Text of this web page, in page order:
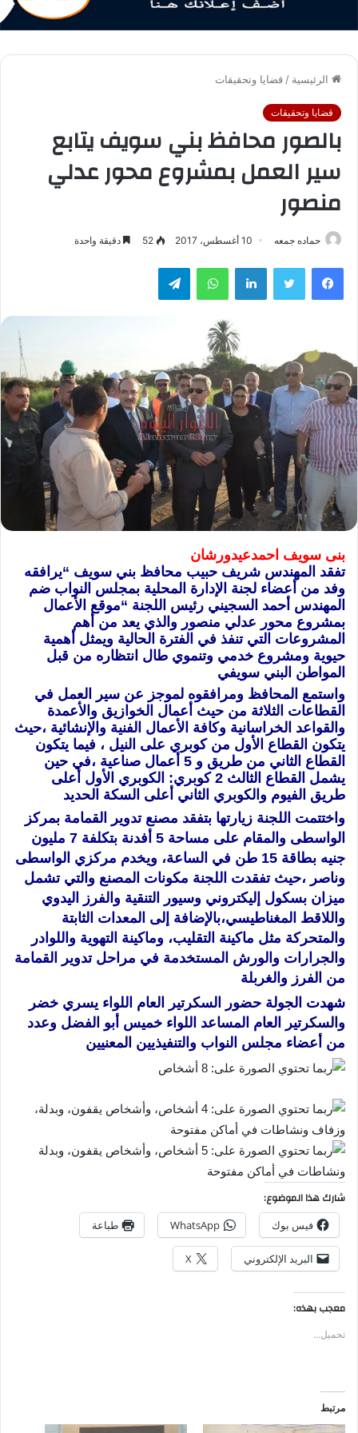
الرئيسية / قضايا وتحقيقات
قضايا وتحقيقات
بالصور محافظ بني سويف يتابع
سير العمل بمشروع محور عدلي
منصور
حماده جمعه 10 أغسطس، 2017 52 دقيقة واحدة
فيسبوك تويتر لينكدإن واتساب تيلقرام
بنى سويف احمدعيدورشان
تفقد المهندس شريف حبيب محافظ بني سويف “يرافقه
وفد من أعضاء لجنة الإدارة المحلية بمجلس النواب ضم
المهندس أحمد السجيني رئيس اللجنة “موقع الأعمال
بمشروع محور عدلي منصور والذي يعد من أهم
المشروعات التي تنفذ في الفترة الحالية ويمثل أهمية
حيوية ومشروع خدمي وتنموي طال انتظاره من قبل
المواطن البني سويفي
واستمع المحافظ ومرافقوه لموجز عن سير العمل في
القطاعات الثلاثة من حيث أعمال الخوازيق والأعمدة
والقواعد الخراسانية وكافة الأعمال الفنية والإنشائية ،حيث
يتكون القطاع الأول من كوبري على النيل ، فيما يتكون
القطاع الثاني من طريق و 5 أعمال صناعية ،في حين
يشمل القطاع الثالث 2 كوبري: الكوبري الأول أعلى
طريق الفيوم والكوبري الثاني أعلى السكة الحديد
واختتمت اللجنة زيارتها بتفقد مصنع تدوير القمامة بمركز
الواسطى والمقام على مساحة 5 أفدنة بتكلفة 7 مليون
جنيه بطاقة 15 طن في الساعة، ويخدم مركزي الواسطى
وناصر ،حيث تفقدت اللجنة مكونات المصنع والتي تشمل
ميزان بسكول إليكتروني وسيور التنقية والفرز اليدوي
واللاقط المغناطيسي،بالإضافة إلى المعدات الثابتة
والمتحركة مثل ماكينة التقليب، وماكينة التهوية واللوادر
والجرارات والورش المستخدمة في مراحل تدوير القمامة
من الفرز والغربلة
شهدت الجولة حضور السكرتير العام اللواء يسري خضر
والسكرتير العام المساعد اللواء خميس أبو الفضل وعدد
من أعضاء مجلس النواب والتنفيذيين المعنيين
شارك هذا الموضوع:
فيس بوك WhatsApp طباعة
البريد الإلكتروني X
معجب بهذه:
تحميل...
مرتبط